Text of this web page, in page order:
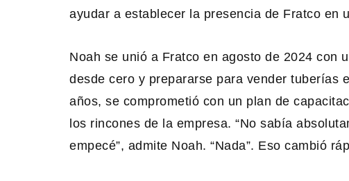
ayudar a establecer la presencia de Fratco en
Noah se unió a Fratco en agosto de 2024 con
desde cero y prepararse para vender tuberías
años, se comprometió con un plan de
los rincones de la empresa. “No sabía
empecé”, admite Noah. “Nada”. Eso cambió